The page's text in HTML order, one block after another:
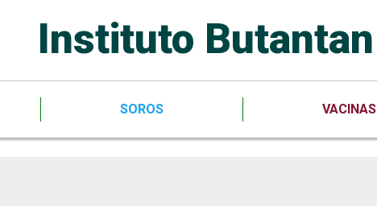
Instituto Butantan
SOROS VACINAS